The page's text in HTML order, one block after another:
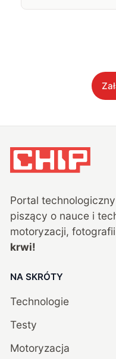
Portal
piszący o nauce i
motoryzacji,
krwi!
NA SKRÓTY
Technologie
Testy
Motoryzacja